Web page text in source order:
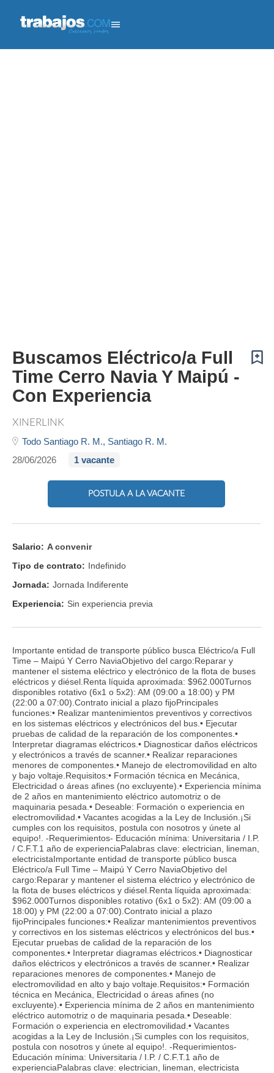
Buscamos Eléctrico/a Full
Time Cerro Navia Y Maipú -
Con Experiencia
XINERLINK
Todo Santiago R. M., Santiago R. M.
28/06/2026
1 vacante
POSTULA A LA VACANTE
Salario: A convenir
Tipo de contrato: Indefinido
Jornada: Jornada Indiferente
Experiencia: Sin experiencia previa
Importante entidad de transporte público busca Eléctrico/a Full
Time – Maipú Y Cerro NaviaObjetivo del cargo:Reparar y
mantener el sistema eléctrico y electrónico de la flota de buses
eléctricos y diésel.Renta líquida aproximada: $962.000Turnos
disponibles rotativo (6x1 o 5x2): AM (09:00 a 18:00) y PM
(22:00 a 07:00).Contrato inicial a plazo fijoPrincipales
funciones:• Realizar mantenimientos preventivos y correctivos
en los sistemas eléctricos y electrónicos del bus.• Ejecutar
pruebas de calidad de la reparación de los componentes.•
Interpretar diagramas eléctricos.• Diagnosticar daños eléctricos
y electrónicos a través de scanner.• Realizar reparaciones
menores de componentes.• Manejo de electromovilidad en alto
y bajo voltaje.Requisitos:• Formación técnica en Mecánica,
Electricidad o áreas afines (no excluyente).• Experiencia mínima
de 2 años en mantenimiento eléctrico automotriz o de
maquinaria pesada.• Deseable: Formación o experiencia en
electromovilidad.• Vacantes acogidas a la Ley de Inclusión.¡Si
cumples con los requisitos, postula con nosotros y únete al
equipo!. -Requerimientos- Educación mínima: Universitaria / I.P.
/ C.F.T.1 año de experienciaPalabras clave: electrician, lineman,
electricistaImportante entidad de transporte público busca
Eléctrico/a Full Time – Maipú Y Cerro NaviaObjetivo del
cargo:Reparar y mantener el sistema eléctrico y electrónico de
la flota de buses eléctricos y diésel.Renta líquida aproximada:
$962.000Turnos disponibles rotativo (6x1 o 5x2): AM (09:00 a
18:00) y PM (22:00 a 07:00).Contrato inicial a plazo
fijoPrincipales funciones:• Realizar mantenimientos preventivos
y correctivos en los sistemas eléctricos y electrónicos del bus.•
Ejecutar pruebas de calidad de la reparación de los
componentes.• Interpretar diagramas eléctricos.• Diagnosticar
daños eléctricos y electrónicos a través de scanner.• Realizar
reparaciones menores de componentes.• Manejo de
electromovilidad en alto y bajo voltaje.Requisitos:• Formación
técnica en Mecánica, Electricidad o áreas afines (no
excluyente).• Experiencia mínima de 2 años en mantenimiento
eléctrico automotriz o de maquinaria pesada.• Deseable:
Formación o experiencia en electromovilidad.• Vacantes
acogidas a la Ley de Inclusión.¡Si cumples con los requisitos,
postula con nosotros y únete al equipo!. -Requerimientos-
Educación mínima: Universitaria / I.P. / C.F.T.1 año de
experienciaPalabras clave: electrician, lineman, electricista